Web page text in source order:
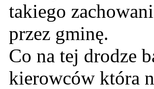
takiego
przez gminę.
Co na tej drodze
kierowców która